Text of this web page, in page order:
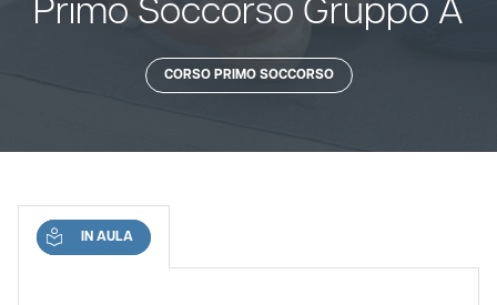
Primo Soccorso Gruppo A
CORSO PRIMO SOCCORSO
IN AULA